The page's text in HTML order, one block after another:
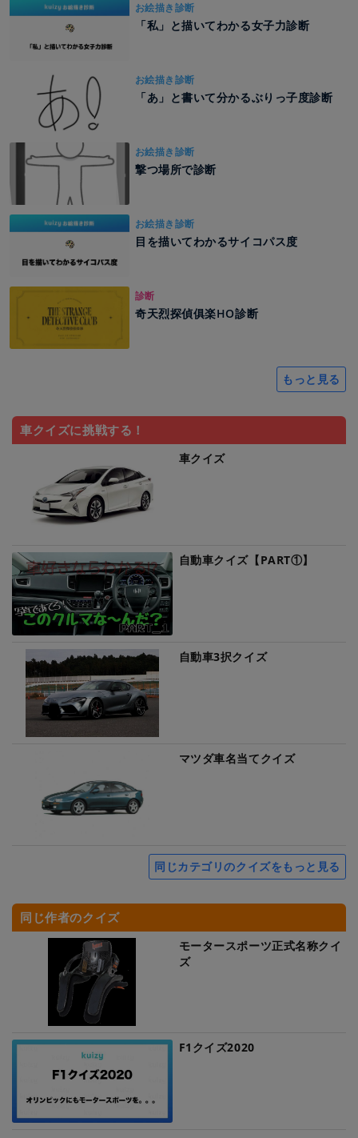
お絵描き診断
「私」と描いてわかる女子力診断
お絵描き診断
「あ」と書いて分かるぶりっ子度診断
お絵描き診断
撃つ場所で診断
お絵描き診断
目を描いてわかるサイコパス度
診断
奇天烈探偵俱楽HO診断
もっと見る
車クイズに挑戦する！
車クイズ
自動車クイズ【PART①】
自動車3択クイズ
マツダ車名当てクイズ
同じカテゴリのクイズをもっと見る
同じ作者のクイズ
モータースポーツ正式名称クイ
ズ
F1クイズ2020